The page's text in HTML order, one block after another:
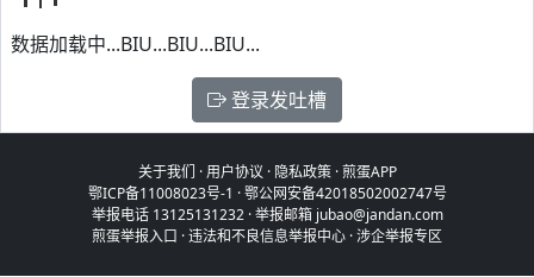
数据加载中...BIU...BIU...BIU...
登录发吐槽
关于我们 ·用户协议 · 隐私政策·煎蛋APP
鄂ICP备11008023号-1 ·鄂公网安备42018502002747号
举报电话 13125131232 · 举报邮箱 jubao@jandan.com
煎蛋举报入口 ·违法和不良信息举报中心 ·涉企举报专区